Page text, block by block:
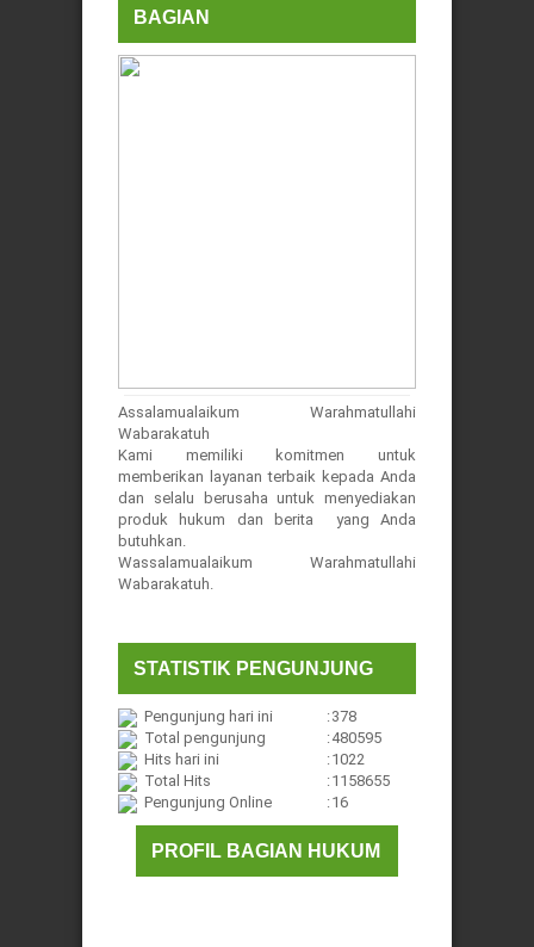
BAGIAN
Assalamualaikum Warahmatullahi
Wabarakatuh
Kami memiliki komitmen untuk
memberikan layanan terbaik kepada Anda
dan selalu berusaha untuk menyediakan
produk hukum dan berita yang Anda
butuhkan.
Wassalamualaikum Warahmatullahi
Wabarakatuh.
STATISTIK PENGUNJUNG
Pengunjung hari ini :378
Total pengunjung
:480595
Hits hari ini
:1022
Total Hits
:1158655
Pengunjung Online
:16
PROFIL BAGIAN HUKUM